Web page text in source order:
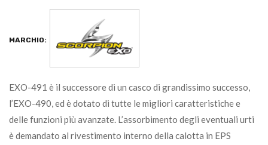
MARCHIO:
EXO-491 è il successore di un casco di grandissimo successo,
l’EXO-490, ed è dotato di tutte le migliori caratteristiche e
delle funzioni più avanzate. L’assorbimento degli eventuali urti
è demandato al rivestimento interno della calotta in EPS